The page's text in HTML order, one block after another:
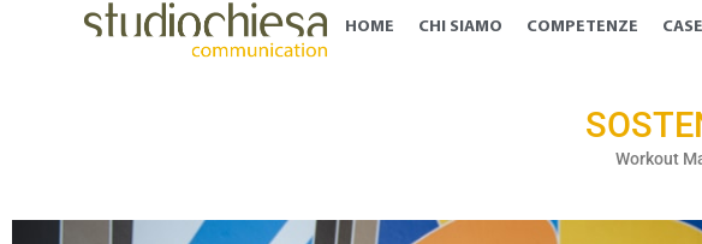
HOME CHI SIAMO COMPETENZE
Workout